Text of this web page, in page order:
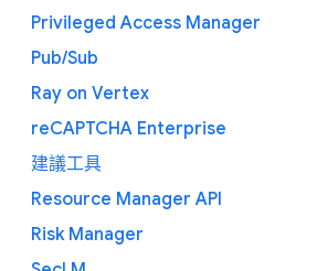
Privileged Access Manager
Pub/Sub
Ray on Vertex
reCAPTCHA Enterprise
建議工具
Resource Manager API
Risk Manager